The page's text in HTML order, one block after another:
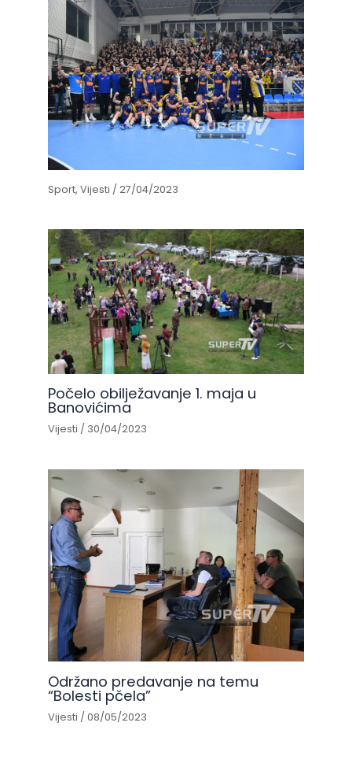
Sport,Vijesti /27/04/2023
Počelo obilježavanje 1. maja u
Banovićima
Vijesti / 30/04/2023
Održano predavanje na temu
“Bolesti pčela”
Vijesti /08/05/2023